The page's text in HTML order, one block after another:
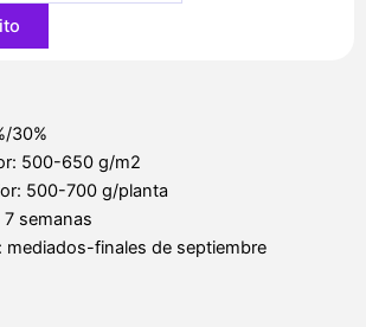
30%
500-650 g/m2
500-700 g/planta
semanas
mediados-finales de septiembre